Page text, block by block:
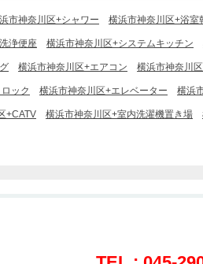
市神奈川区+シャワー 横浜市神奈川区+浴室
浄便座 横浜市神奈川区+システムキッチン
横浜市神奈川区+エアコン 横浜市神奈川
ック 横浜市神奈川区+エレベーター 横浜
+CATV 横浜市神奈川区+室内洗濯機置き場